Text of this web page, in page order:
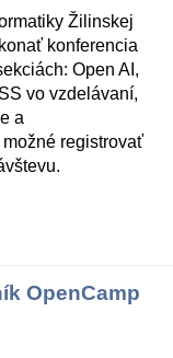
Žilinskej
konferencia
Open AI,
vo vzdelávaní,
a
registrovať
OpenCamp